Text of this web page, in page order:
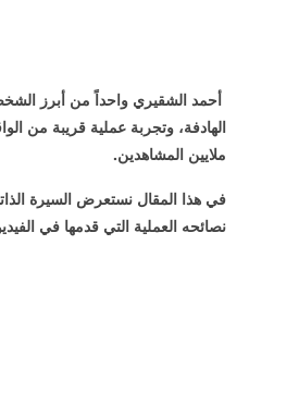
أحمد الشقيري واحداً من أبرز
الهادفة، وتجربة عملية قريبة من
ملايين المشاهدين.
في هذا المقال نستعرض السيرة
نصائحه العملية التي قدمها في